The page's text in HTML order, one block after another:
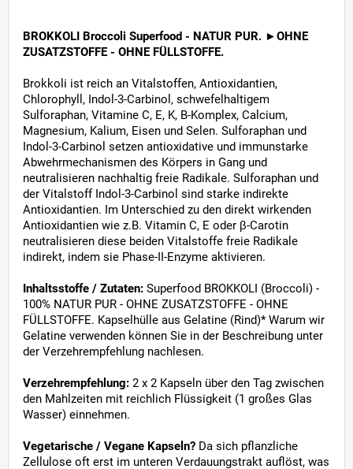
BROKKOLI Broccoli Superfood - NATUR PUR. ►OHNE
ZUSATZSTOFFE - OHNE FÜLLSTOFFE.
Brokkoli ist reich an Vitalstoffen, Antioxidantien,
Chlorophyll, Indol-3-Carbinol, schwefelhaltigem
Sulforaphan, Vitamine C, E, K, B-Komplex, Calcium,
Magnesium, Kalium, Eisen und Selen. Sulforaphan und
Indol-3-Carbinol setzen antioxidative und immunstarke
Abwehrmechanismen des Körpers in Gang und
neutralisieren nachhaltig freie Radikale. Sulforaphan und
der Vitalstoff Indol-3-Carbinol sind starke indirekte
Antioxidantien. Im Unterschied zu den direkt wirkenden
Antioxidantien wie z.B. Vitamin C, E oder β-Carotin
neutralisieren diese beiden Vitalstoffe freie Radikale
indirekt, indem sie Phase-II-Enzyme aktivieren.
Inhaltsstoffe / Zutaten: Superfood BROKKOLI (Broccoli) -
100% NATUR PUR - OHNE ZUSATZSTOFFE - OHNE
FÜLLSTOFFE. Kapselhülle aus Gelatine (Rind)* Warum wir
Gelatine verwenden können Sie in der Beschreibung unter
der Verzehrempfehlung nachlesen.
Verzehrempfehlung: 2 x 2 Kapseln über den Tag zwischen
den Mahlzeiten mit reichlich Flüssigkeit (1 großes Glas
Wasser) einnehmen.
Vegetarische / Vegane Kapseln? Da sich pflanzliche
Zellulose oft erst im unteren Verdauungstrakt auflöst, was